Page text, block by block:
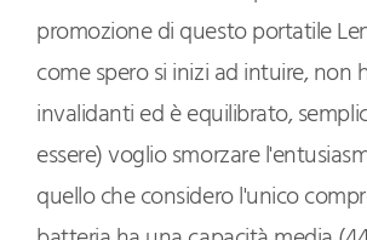
promozione di questo portatile
come spero si inizi ad intuire, non
invalidanti ed è equilibrato,
essere) voglio smorzare
quello che considero l'unico